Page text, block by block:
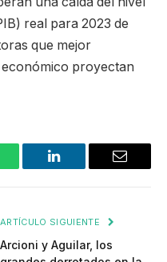
real para 2023 de
que mejor
proyectan
LinkedIn Email
ARTÍCULO SIGUIENTE
Arcioni y Aguilar, los